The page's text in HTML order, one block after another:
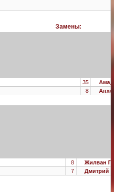
Замены:
35
8
8
Жилван
7 Дмитрий